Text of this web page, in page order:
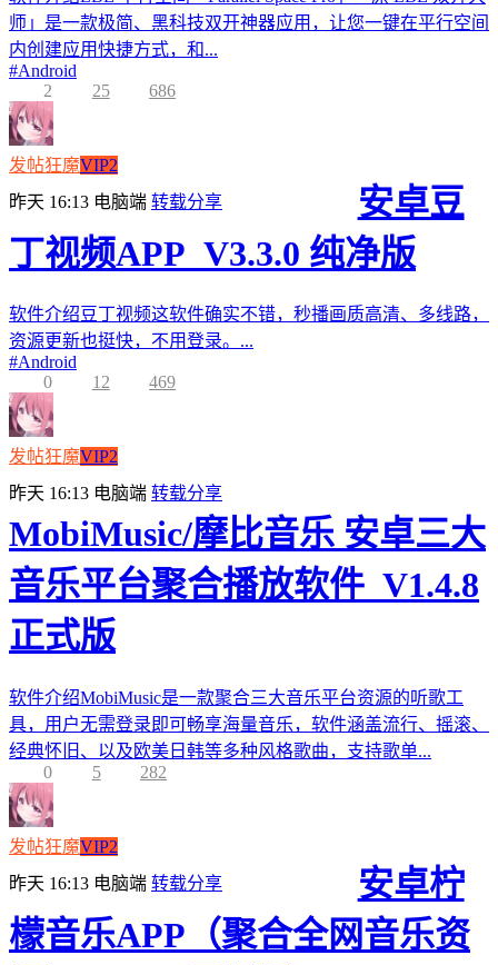
师」是一款极简、黑科技双开神器应用，让您一键在平行空间
内创建应用快捷方式，和...
#Android
2
25 686
发帖狂魔VIP2
昨天 16:13 电脑端 转载分享
安卓豆
丁视频APP_V3.3.0 纯净版
软件介绍豆丁视频这软件确实不错，秒播画质高清、多线路，
资源更新也挺快，不用登录。...
#Android
0
12 469
发帖狂魔VIP2
昨天 16:13 电脑端 转载分享
MobiMusic/摩比音乐 安卓三大
音乐平台聚合播放软件_V1.4.8
正式版
软件介绍MobiMusic是一款聚合三大音乐平台资源的听歌工
具，用户无需登录即可畅享海量音乐，软件涵盖流行、摇滚、
经典怀旧、以及欧美日韩等多种风格歌曲，支持歌单...
0
5 282
发帖狂魔VIP2
昨天 16:13 电脑端 转载分享
安卓柠
檬音乐APP（聚合全网音乐资